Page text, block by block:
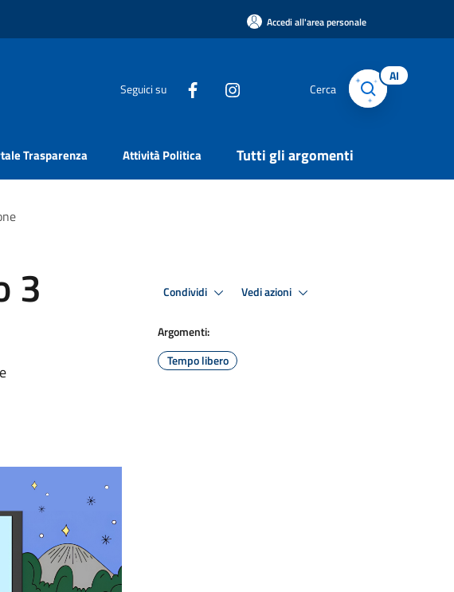
Accedi all'area personale
Seguici su Cerca
AI
Trasparenza Attività Politica Tutti gli argomenti
3 Condividi Vedi azioni
Argomenti:
Tempo libero